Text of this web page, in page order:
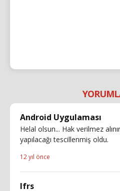
Android Uygulaması
Helal olsun... Hak verilmez
yapılacağı tescillenmiş oldu.
12 yıl önce
lfrs